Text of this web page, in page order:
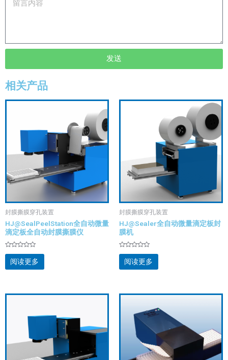
发送
相关产品
封膜撕膜穿孔装置
HJ@SealPeelStation全自动微量
滴定板全自动封膜撕膜仪
评
分
&sol;
阅读更多
封膜撕膜穿孔装置
HJ@Sealer全自动微量滴定板封
膜机
评
分
&sol;
阅读更多